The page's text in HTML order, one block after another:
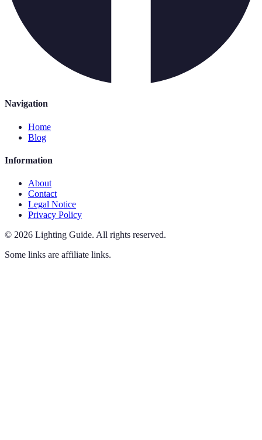
Navigation
Home
Blog
Information
About
Contact
Legal Notice
Privacy Policy
© 2026 Lighting Guide. All rights reserved.
Some links are affiliate links.